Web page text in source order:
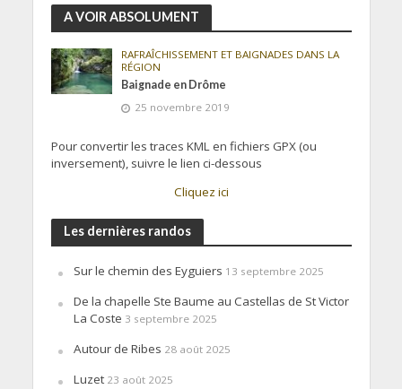
A VOIR ABSOLUMENT
RAFRAÎCHISSEMENT ET BAIGNADES DANS LA
RÉGION
Baignade en Drôme
25 novembre 2019
Pour convertir les traces KML en fichiers GPX (ou
inversement), suivre le lien ci-dessous
Cliquez ici
Les dernières randos
Sur le chemin des Eyguiers 13 septembre 2025
De la chapelle Ste Baume au Castellas de St Victor
La Coste 3 septembre 2025
Autour de Ribes 28 août 2025
Luzet 23 août 2025